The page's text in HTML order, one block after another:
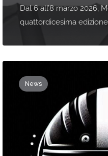
Dal 6 all’8 marzo 2026,
quattordicesima
News